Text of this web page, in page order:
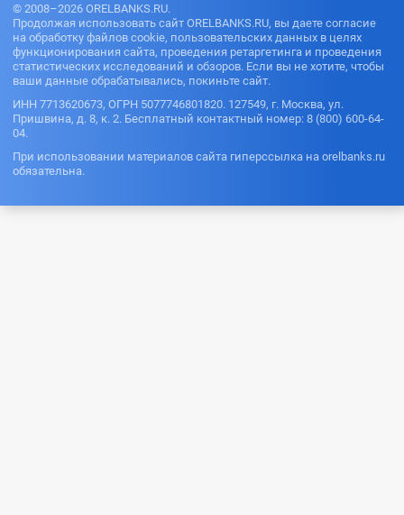
© 2008–2026 ORELBANKS.RU.
Продолжая использовать сайт ORELBANKS.RU, вы даете согласие
на обработку файлов cookie, пользовательских данных в целях
функционирования сайта, проведения ретаргетинга и проведения
статистических исследований и обзоров. Если вы не хотите, чтобы
ваши данные обрабатывались, покиньте сайт.
ИНН 7713620673, ОГРН 5077746801820. 127549, г. Москва, ул.
Пришвина, д. 8, к. 2. Бесплатный контактный номер: 8 (800) 600-64-
04.
При использовании материалов сайта гиперссылка на orelbanks.ru
обязательна.